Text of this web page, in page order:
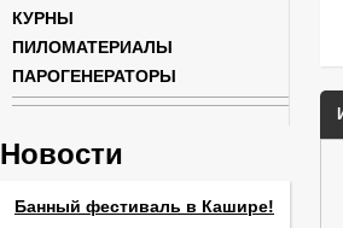
КУРНЫ
ПИЛОМАТЕРИАЛЫ
ПАРОГЕНЕРАТОРЫ
Новости
Банный фестиваль в Кашире!